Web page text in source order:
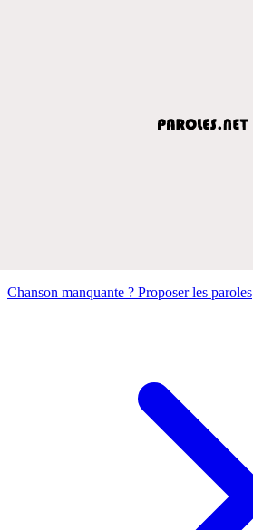
Chanson manquante ? Proposer les paroles